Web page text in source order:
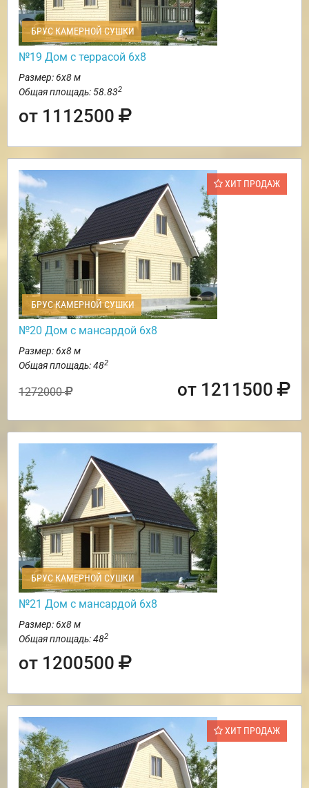
БРУС КАМЕРНОЙ СУШКИ
№19 Дом с террасой 6х8
Размер: 6х8 м
Общая площадь: 58.832
от 1112500
ХИТ ПРОДАЖ
БРУС КАМЕРНОЙ СУШКИ
№20 Дом с мансардой 6х8
Размер: 6х8 м
Общая площадь: 482
1272000 от 1211500
БРУС КАМЕРНОЙ СУШКИ
№21 Дом с мансардой 6х8
Размер: 6х8 м
Общая площадь: 482
от 1200500
ХИТ ПРОДАЖ